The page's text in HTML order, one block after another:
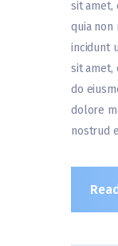
sit amet,
quia non
incidunt
sit amet,
do
dolore
nostrud